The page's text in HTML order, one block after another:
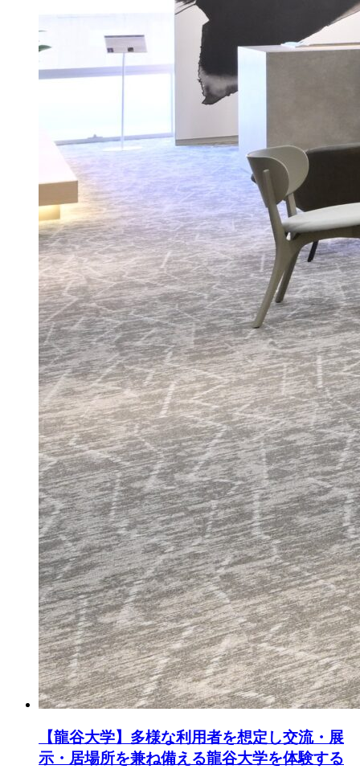
【龍谷大学】多様な利用者を想定し交流・展
示・居場所を兼ね備える龍谷大学を体験する